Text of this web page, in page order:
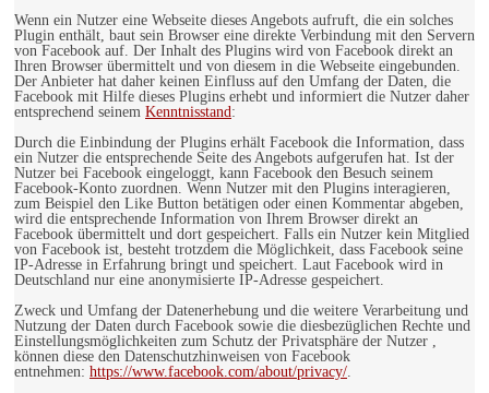
Wenn ein Nutzer eine Webseite dieses Angebots aufruft, die ein solches
Plugin enthält, baut sein Browser eine direkte Verbindung mit den Servern
von Facebook auf. Der Inhalt des Plugins wird von Facebook direkt an
Ihren Browser übermittelt und von diesem in die Webseite eingebunden.
Der Anbieter hat daher keinen Einfluss auf den Umfang der Daten, die
Facebook mit Hilfe dieses Plugins erhebt und informiert die Nutzer daher
entsprechend seinem Kenntnisstand:
Durch die Einbindung der Plugins erhält Facebook die Information, dass
ein Nutzer die entsprechende Seite des Angebots aufgerufen hat. Ist der
Nutzer bei Facebook eingeloggt, kann Facebook den Besuch seinem
Facebook-Konto zuordnen. Wenn Nutzer mit den Plugins interagieren,
zum Beispiel den Like Button betätigen oder einen Kommentar abgeben,
wird die entsprechende Information von Ihrem Browser direkt an
Facebook übermittelt und dort gespeichert. Falls ein Nutzer kein Mitglied
von Facebook ist, besteht trotzdem die Möglichkeit, dass Facebook seine
IP-Adresse in Erfahrung bringt und speichert. Laut Facebook wird in
Deutschland nur eine anonymisierte IP-Adresse gespeichert.
Zweck und Umfang der Datenerhebung und die weitere Verarbeitung und
Nutzung der Daten durch Facebook sowie die diesbezüglichen Rechte und
Einstellungsmöglichkeiten zum Schutz der Privatsphäre der Nutzer ,
können diese den Datenschutzhinweisen von Facebook
entnehmen: https://www.facebook.com/about/privacy/.